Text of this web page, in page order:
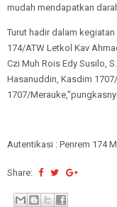
mudah mendapatkan
Turut hadir dalam
174/ATW Letkol Kav
Czi Muh Rois Edy Susilo,
Hasanuddin, Kasdim
1707/
Autentikasi : Penrem 174
Share: